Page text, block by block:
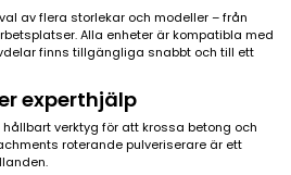
av flera storlekar och modeller – från
Alla enheter är kompatibla med
finns tillgängliga snabbt och till ett
experthjälp
verktyg för att krossa betong och
roterande pulveriserare är ett